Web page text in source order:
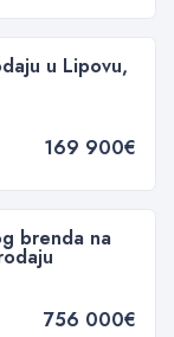
u Lipovu,
169 900€
brenda na
756 000€